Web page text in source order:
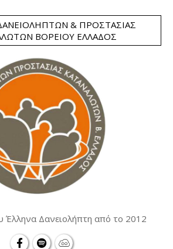
& ΠΡΟΣΤΑΣΊΑΣ
ΒΟΡΕΊΟΥ ΕΛΛΆΔΟΣ
Έλληνα Δανειολήπτη από το 2012